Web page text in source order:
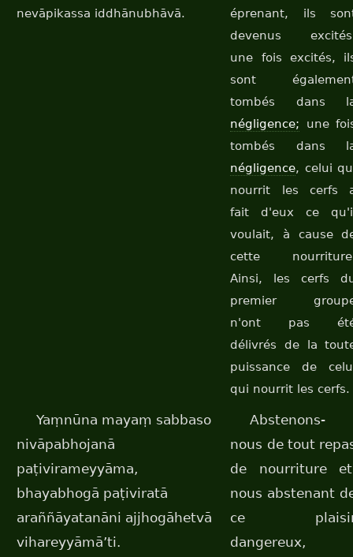
nevāpikassa iddhānubhāvā.
éprenant, ils
devenus
une fois excités,
sont
tombés dans
négligence; une
tombés dans
négligence, celui
nourrit les cerfs
fait d'eux ce
voulait, à cause
cette
Ainsi, les cerfs
premier
n'ont pas
délivrés de la
puissance de
qui nourrit les cerfs.
Yaṃnūna mayaṃ sabbaso
nivāpabhojanā
paṭivirameyyāma,
bhayabhogā paṭiviratā
araññāyatanāni ajjhogāhetvā
vihareyyāmā’ti.
Abstenons-
nous de tout
de nourriture
nous abstenant
ce
dangereux,